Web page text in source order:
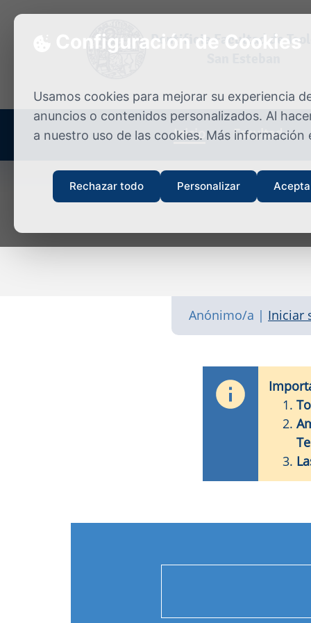
Configuración de Cookies
Usamos cookies para mejorar su experiencia
anuncios o contenidos personalizados. Al
a nuestro uso de las cookies. Más
Rechazar todo Personalizar
Pontificia Facultad de
Inicio Facultad
Anónimo/a | Iniciar